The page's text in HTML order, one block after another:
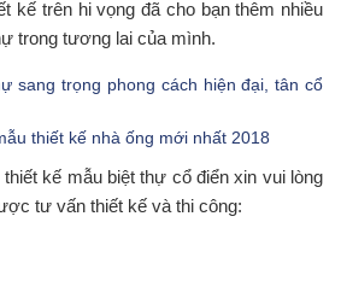
kế trên hi vọng đã cho bạn thêm nhiều
trong tương lai của mình.
sang trọng phong cách hiện đại, tân cổ
thiết kế nhà ống mới nhất 2018
kế mẫu biệt thự cổ điển xin vui lòng
tư vấn thiết kế và thi công: